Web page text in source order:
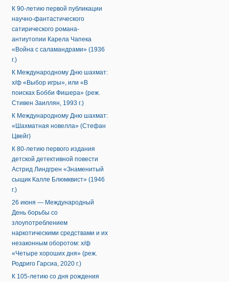
К 90-летию первой публикации
научно-фантастического
сатирического романа-
антиутопии Карела Чапека
«Война с саламандрами» (1936
г.)
К Международному Дню шахмат:
х/ф «Выбор игры», или «В
поисках Бобби Фишера» (реж.
Стивен Заиллян, 1993 г.)
К Международному Дню шахмат:
«Шахматная новелла» (Стефан
Цвейг)
К 80-летию первого издания
детской детективной повести
Астрид Линдгрен «Знаменитый
сыщик Калле Блюмквист» (1946
г.)
26 июня — Международный
День борьбы со
злоупотреблением
наркотическими средствами и их
незаконным оборотом: х/ф
«Четыре хороших дня» (реж.
Родриго Гарсиа, 2020 г.)
К 105-летию со дня рождения